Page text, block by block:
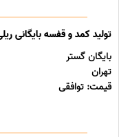
تولید کمد و قفسه بایگانی
بایگان گستر
تهران
قیمت: توافقی